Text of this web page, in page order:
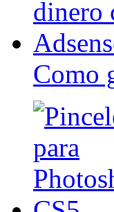
Como